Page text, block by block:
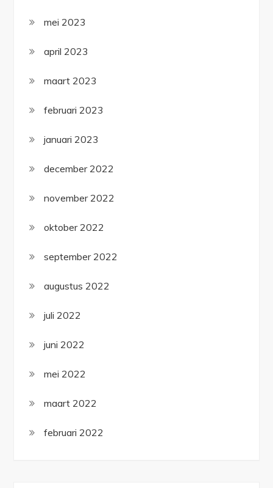
mei 2023
april 2023
maart 2023
februari 2023
januari 2023
december 2022
november 2022
oktober 2022
september 2022
augustus 2022
juli 2022
juni 2022
mei 2022
maart 2022
februari 2022